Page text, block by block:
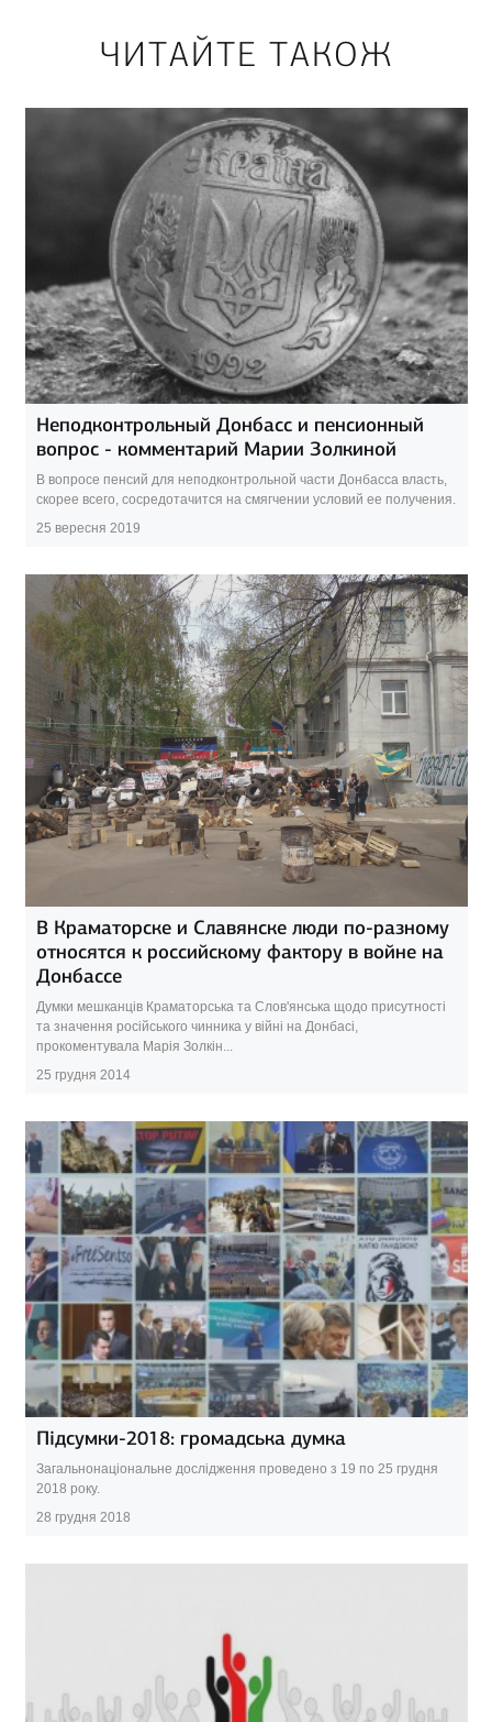
ЧИТАЙТЕ ТАКОЖ
Неподконтрольный Донбасс и пенсионный
вопрос - комментарий Марии Золкиной
В вопросе пенсий для неподконтрольной части Донбасса власть,
скорее всего, сосредотачится на смягчении условий ее получения.
25 вересня 2019
В Краматорске и Славянске люди по-разному
относятся к российскому фактору в войне на
Донбассе
Думки мешканців Краматорська та Слов'янська щодо присутності
та значення російського чинника у війні на Донбасі,
прокоментувала Марія Золкін...
25 грудня 2014
Підсумки-2018: громадська думка
Загальнонаціональне дослідження проведено з 19 по 25 грудня
2018 року.
28 грудня 2018